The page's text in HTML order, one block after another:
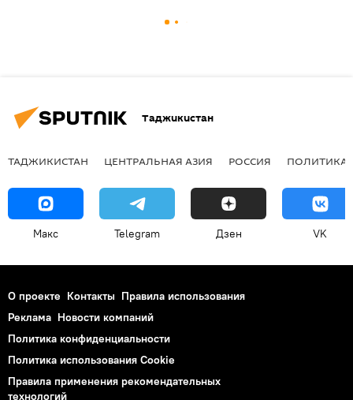
Таджикистан
ТАДЖИКИСТАН ЦЕНТРАЛЬНАЯ АЗИЯ РОССИЯ ПОЛИТИКА
Макс Telegram Дзен VK
О проекте Контакты Правила использования
Реклама Новости компаний
Политика конфиденциальности
Политика использования Cookie
Правила применения рекомендательных
технологий